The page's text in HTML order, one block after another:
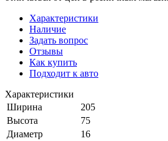
Характеристики
Наличие
Задать вопрос
Отзывы
Как купить
Подходит к авто
Характеристики
Ширина
205
Высота
75
Диаметр
16